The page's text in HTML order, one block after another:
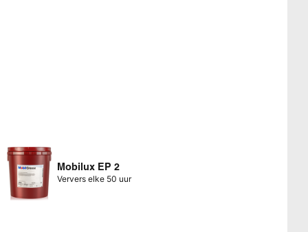
Mobilux EP 2
Ververs elke 50 uur